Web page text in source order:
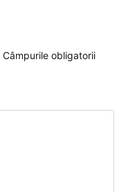
Câmpurile obligatorii